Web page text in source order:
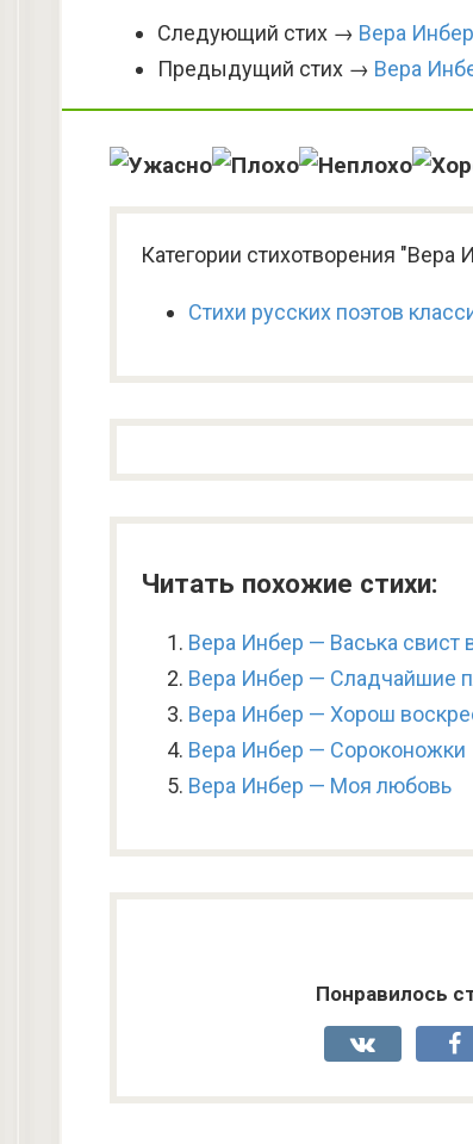
Следующий стих → Вера
Предыдущий стих → Вера
Категории стихотворения
Стихи русских поэтов
Читать похожие стихи:
Вера Инбер — Васька свист
Вера Инбер — Сладчайшие
Вера Инбер — Хорош
Вера Инбер — Сороконожки
Вера Инбер — Моя любовь
Понравилось